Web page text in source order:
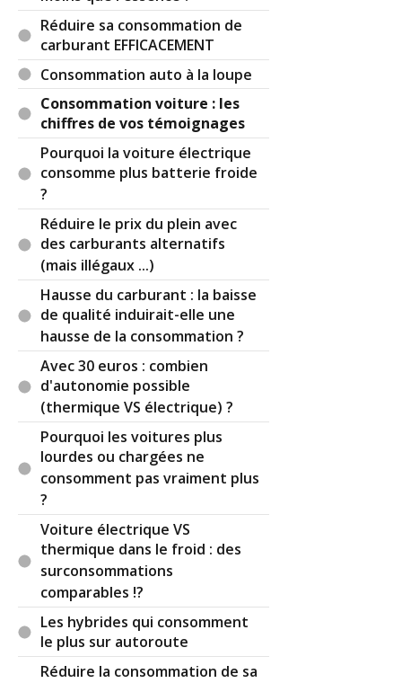
Réduire sa consommation de
carburant EFFICACEMENT
Consommation auto à la loupe
Consommation voiture : les
chiffres de vos témoignages
Pourquoi la voiture électrique
consomme plus batterie froide
?
Réduire le prix du plein avec
des carburants alternatifs
(mais illégaux ...)
Hausse du carburant : la baisse
de qualité induirait-elle une
hausse de la consommation ?
Avec 30 euros : combien
d'autonomie possible
(thermique VS électrique) ?
Pourquoi les voitures plus
lourdes ou chargées ne
consomment pas vraiment plus
?
Voiture électrique VS
thermique dans le froid : des
surconsommations
comparables !?
Les hybrides qui consomment
le plus sur autoroute
Réduire la consommation de sa